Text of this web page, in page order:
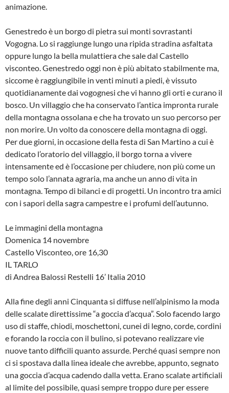
animazione.
Genestredo è un borgo di pietra sui monti sovrastanti
Vogogna. Lo si raggiunge lungo una ripida stradina asfaltata
oppure lungo la bella mulattiera che sale dal Castello
visconteo. Genestredo oggi non è più abitato stabilmente ma,
siccome è raggiungibile in venti minuti a piedi, è vissuto
quotidianamente dai vogognesi che vi hanno gli orti e curano il
bosco. Un villaggio che ha conservato l’antica impronta rurale
della montagna ossolana e che ha trovato un suo percorso per
non morire. Un volto da conoscere della montagna di oggi.
Per due giorni, in occasione della festa di San Martino a cui è
dedicato l’oratorio del villaggio, il borgo torna a vivere
intensamente ed è l’occasione per chiudere, non più come un
tempo solo l’annata agraria, ma anche un anno di vita in
montagna. Tempo di bilanci e di progetti. Un incontro tra amici
con i sapori della sagra campestre e i profumi dell’autunno.
Le immagini della montagna
Domenica 14 novembre
Castello Visconteo, ore 16,30
IL TARLO
di Andrea Balossi Restelli 16’ Italia 2010
Alla fine degli anni Cinquanta si diffuse nell’alpinismo la moda
delle scalate direttissime “a goccia d’acqua”. Solo facendo largo
uso di staffe, chiodi, moschettoni, cunei di legno, corde, cordini
e forando la roccia con il bulino, si potevano realizzare vie
nuove tanto difficili quanto assurde. Perché quasi sempre non
ci si spostava dalla linea ideale che avrebbe, appunto, segnato
una goccia d’acqua cadendo dalla vetta. Erano scalate artificiali
al limite del possibile, quasi sempre troppo dure per essere